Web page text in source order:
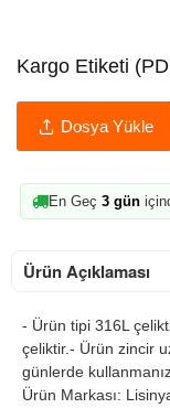
Kargo Etiketi
Dosya Yükle
En Geç 3 gün
Ürün Açıklaması
- Ürün tipi 316L
çeliktir.- Ürün zincir
günlerde
Ürün Markası: